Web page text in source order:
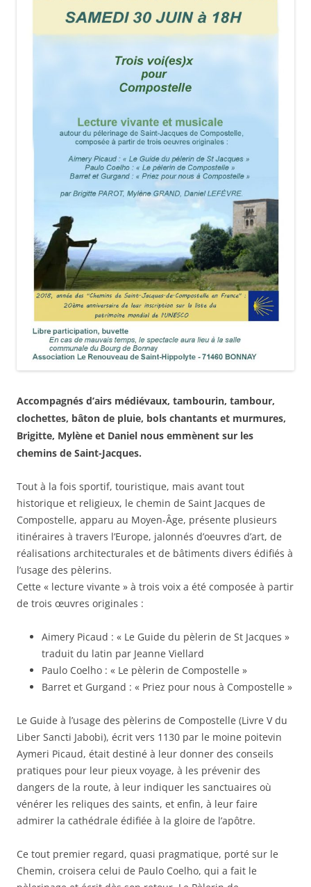
Accompagnés d’airs médiévaux, tambourin, tambour,
clochettes, bâton de pluie, bols chantants et murmures,
Brigitte, Mylène et Daniel nous emmènent sur les
chemins de Saint-Jacques.
Tout à la fois sportif, touristique, mais avant tout
historique et religieux, le chemin de Saint Jacques de
Compostelle, apparu au Moyen-Âge, présente plusieurs
itinéraires à travers l’Europe, jalonnés d’oeuvres d’art, de
réalisations architecturales et de bâtiments divers édifiés à
l’usage des pèlerins.
Cette « lecture vivante » à trois voix a été composée à partir
de trois œuvres originales :
Aimery Picaud : « Le Guide du pèlerin de St Jacques »
traduit du latin par Jeanne Viellard
Paulo Coelho : « Le pèlerin de Compostelle »
Barret et Gurgand : « Priez pour nous à Compostelle »
Le Guide à l’usage des pèlerins de Compostelle (Livre V du
Liber Sancti Jabobi), écrit vers 1130 par le moine poitevin
Aymeri Picaud, était destiné à leur donner des conseils
pratiques pour leur pieux voyage, à les prévenir des
dangers de la route, à leur indiquer les sanctuaires où
vénérer les reliques des saints, et enfin, à leur faire
admirer la cathédrale édifiée à la gloire de l’apôtre.
Ce tout premier regard, quasi pragmatique, porté sur le
Chemin, croisera celui de Paulo Coelho, qui a fait le